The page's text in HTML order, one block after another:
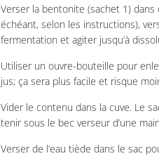
Verser la bentonite (sachet 1) dans
échéant, selon les instructions),
fermentation et agiter jusqu’à
Utiliser un ouvre-bouteille pour
jus; ça sera plus facile et risque
Vider le contenu dans la cuve. Le
tenir sous le bec verseur d’une
Verser de l’eau tiède dans le sac